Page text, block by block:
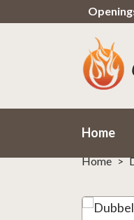
Home
Home >